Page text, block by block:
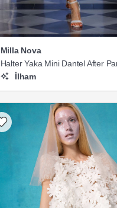
Milla Nova
Halter Yaka Mini Dantel After
Gelinliği
İlham